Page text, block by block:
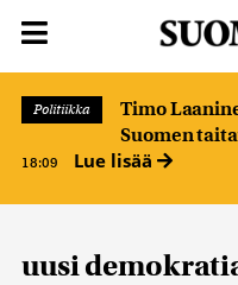
Politiikka
Timo
Suomen
18:09
Lue lisää
uusi